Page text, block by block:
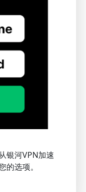
银河VPN加速
选项。